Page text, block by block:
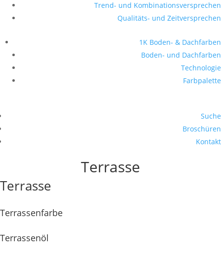
Trend- und Kombinationsversprechen
Qualitäts- und Zeitversprechen
1K Boden- & Dachfarben
Boden- und Dachfarben
Technologie
Farbpalette
Suche
Broschüren
Kontakt
Terrasse
Terrasse
Terrassenfarbe
Terrassenöl